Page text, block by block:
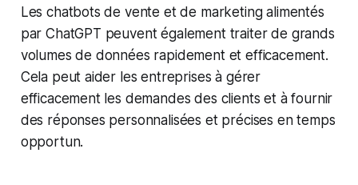
Les chatbots de vente et de marketing alimentés
par ChatGPT peuvent également traiter de grands
volumes de données rapidement et efficacement.
Cela peut aider les entreprises à gérer
efficacement les demandes des clients et à fournir
des réponses personnalisées et précises en temps
opportun.